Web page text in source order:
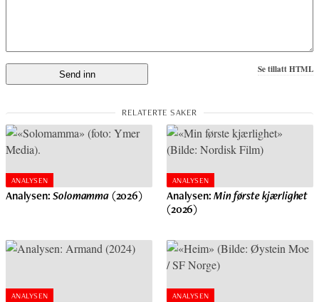
Se tillatt HTML
ANALYSEN
Analysen: Solomamma(2026)
ANALYSEN
Analysen: Min første kjærlighet
(2026)
ANALYSEN ANALYSEN